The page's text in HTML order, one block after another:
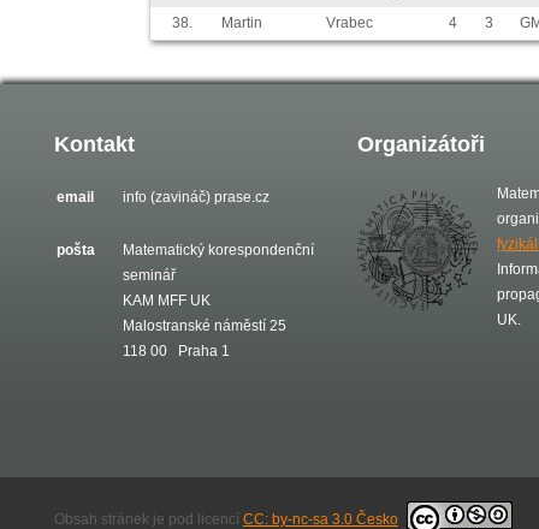
38.
Martin Vrabec 4 3
Kontakt
email info (zavináč) prase.cz
pošta
Matematický korespondenční
seminář
KAM MFF UK
Malostranské náměstí 25
118 00 Praha 1
Organizátoři
UK.
Obsah stránek je pod licencí CC: by-nc-sa 3.0 Česko